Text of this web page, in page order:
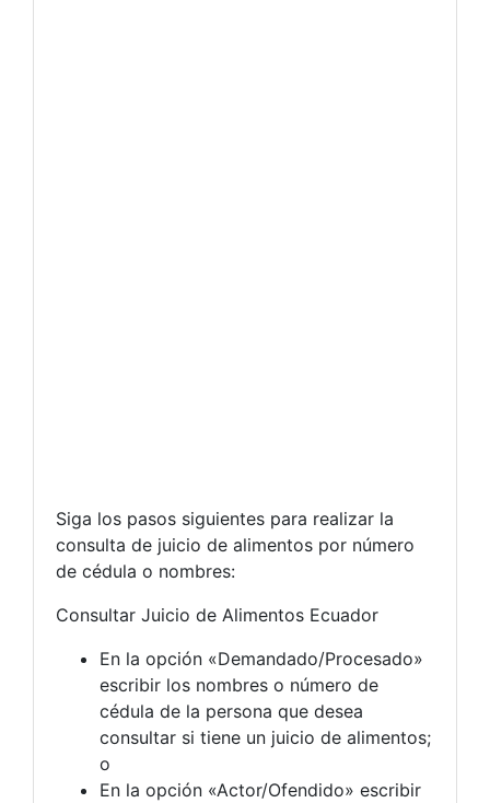
Siga los pasos siguientes para realizar la
consulta de juicio de alimentos por número
de cédula o nombres:
Consultar Juicio de Alimentos Ecuador
En la opción «Demandado/Procesado»
escribir los nombres o número de
cédula de la persona que desea
consultar si tiene un juicio de alimentos;
o
En la opción «Actor/Ofendido» escribir